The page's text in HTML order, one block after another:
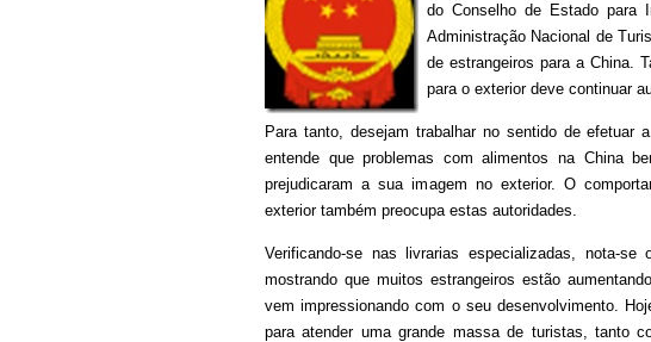
do Conselho de Estado para
Administração Nacional de
de estrangeiros para a China.
para o exterior deve continuar
Para tanto, desejam trabalhar no sentido de efetuar
entende que problemas com alimentos na China
prejudicaram a sua imagem no exterior. O
exterior também preocupa estas autoridades.
Verificando-se nas livrarias especializadas, nota-
mostrando que muitos estrangeiros estão
vem impressionando com o seu desenvolvimento.
para atender uma grande massa de turistas, tanto